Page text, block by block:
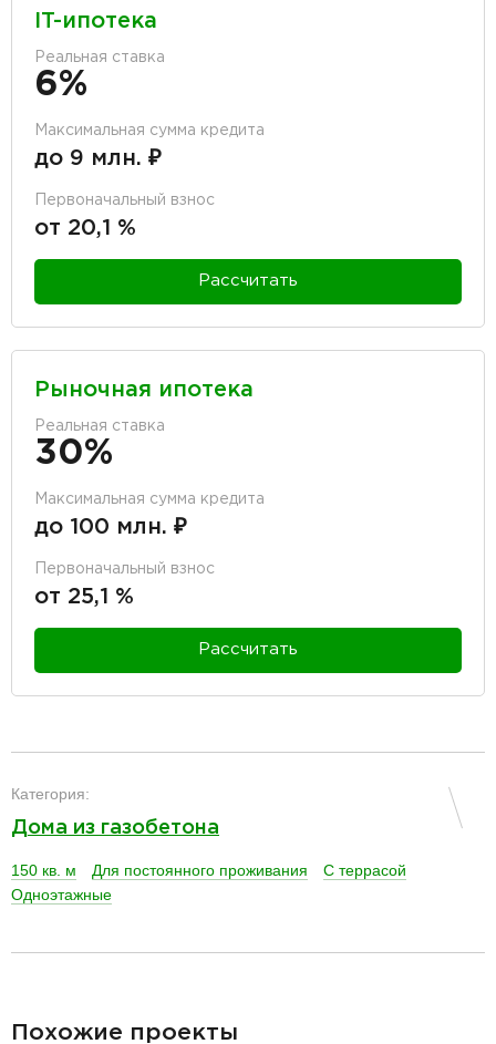
IT-ипотека
Реальная ставка
6%
Максимальная сумма кредита
до 9 млн. ₽
Первоначальный взнос
от 20,1 %
Рассчитать
Рыночная ипотека
Реальная ставка
30%
Максимальная сумма кредита
до 100 млн. ₽
Первоначальный взнос
от 25,1 %
Рассчитать
Категория:
Дома из газобетона
150 кв. м Для постоянного проживания
С террасой
Одноэтажные
Похожие проекты